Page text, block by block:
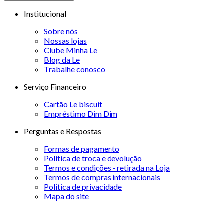
Institucional
Sobre nós
Nossas lojas
Clube Minha Le
Blog da Le
Trabalhe conosco
Serviço Financeiro
Cartão Le biscuit
Empréstimo Dim Dim
Perguntas e Respostas
Formas de pagamento
Política de troca e devolução
Termos e condições - retirada na Loja
Termos de compras internacionais
Politica de privacidade
Mapa do site